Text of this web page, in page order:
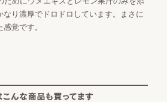
なり濃厚でドロドロしています。まさに
覚です。